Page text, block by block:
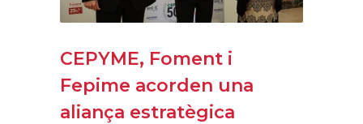
CEPYME, Foment i
Fepime acorden una
aliança estratègica